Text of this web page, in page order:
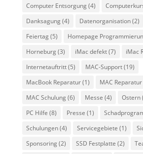
Computer Entsorgung(4)
Danksagung(4) Datenorganisation(2)
Feiertag(5) Homepage
Horneburg(3) iMac defekt(7) iMac
Internetauftritt(5) MAC-Support(19)
MacBook Reparatur(1) MAC Reparatur
MAC Schulung(6) Messe (4) Ostern
PC Hilfe (8) Presse (1)
Schulungen(4) Servicegebiete (1)
Sponsoring(2) SSD Festplatte (2)